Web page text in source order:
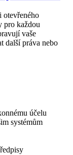
otevřeného
pro každou
vaše
další práva nebo
účelu
systémům